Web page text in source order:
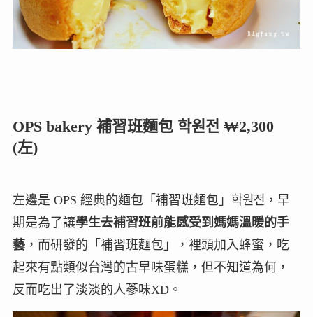
OPS bakery 補習班麵包 학원전 ₩2,300
(左)
左邊是 OPS 經典的麵包「補習班麵包」학원전，早
期是為了讓學生去補習班前能感受到媽媽溫暖的手
藝，而研發的「補習班麵包」，裡頭加入蜂蜜，吃
起來有點類似台灣的古早味蛋糕，但不知道為何，
反而吃出了淡淡的人蔘味XD。